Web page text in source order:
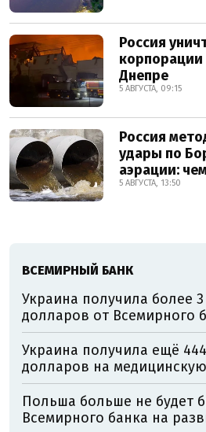
Россия
Днепре
5 АВГУСТА, 09:15
Россия
удары по
аэрации:
5 АВГУСТА, 13:50
ВСЕМИРНЫЙ БАНК
Украина получила более
долларов от Всемирного
Украина получила ещё
долларов на
Польша больше не будет
Всемирного банка на